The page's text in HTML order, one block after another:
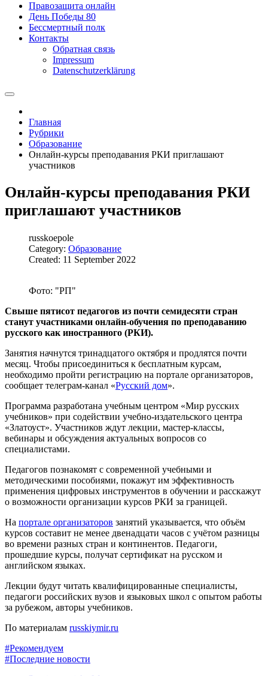
Правозащита онлайн
День Победы 80
Бессмертный полк
Контакты
Обратная связь
Impressum
Datenschutzerklärung
Главная
Рубрики
Образование
Онлайн-курсы преподавания РКИ приглашают
участников
Онлайн-курсы преподавания РКИ
приглашают участников
russkoepole
Category: Образование
Created: 11 September 2022
Фото: "РП"
Свыше пятисот педагогов из почти семидесяти стран
станут участниками онлайн-обучения по преподаванию
русского как иностранного (РКИ).
Занятия начнутся тринадцатого октября и продлятся почти
месяц. Чтобы присоединиться к бесплатным курсам,
необходимо пройти регистрацию на портале организаторов,
сообщает телеграм-канал «Русский дом».
Программа разработана учебным центром «Мир русских
учебников» при содействии учебно-издательского центра
«Златоуст». Участников ждут лекции, мастер-классы,
вебинары и обсуждения актуальных вопросов со
специалистами.
Педагогов познакомят с современной учебными и
методическими пособиями, покажут им эффективность
применения цифровых инструментов в обучении и расскажут
о возможности организации курсов РКИ за границей.
На портале организаторов занятий указывается, что объём
курсов составит не менее двенадцати часов с учётом разницы
во времени разных стран и континентов. Педагоги,
прошедшие курсы, получат сертификат на русском и
английском языках.
Лекции будут читать квалифицированные специалисты,
педагоги российских вузов и языковых школ с опытом работы
за рубежом, авторы учебников.
По материалам russkiymir.ru
#Рекомендуем
#Последние новости